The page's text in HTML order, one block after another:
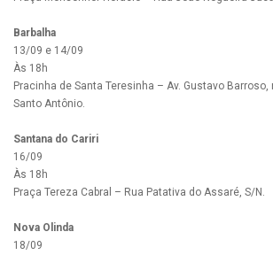
Barbalha
13/09 e 14/09
Às 18h
Pracinha de Santa Teresinha – Av. Gustavo Barroso,
Santo Antônio.
Santana do Cariri
16/09
Às 18h
Praça Tereza Cabral – Rua Patativa do Assaré, S/N.
Nova Olinda
18/09